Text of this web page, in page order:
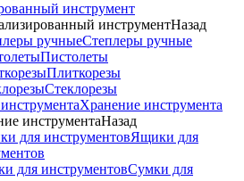
инструмент
инструментНазад
Степлеры ручные
Пистолеты
Плиткорезы
Стеклорезы
Хранение инструмента
инструментаНазад
Ящики для
Сумки для